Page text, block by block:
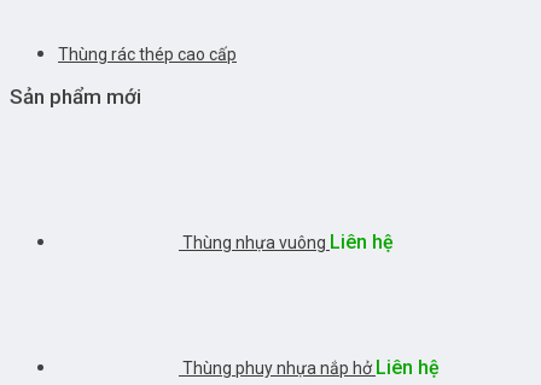
Thùng rác thép cao cấp
Sản phẩm mới
Thùng nhựa vuông Liên hệ
Thùng phuy nhựa nắp hở Liên hệ